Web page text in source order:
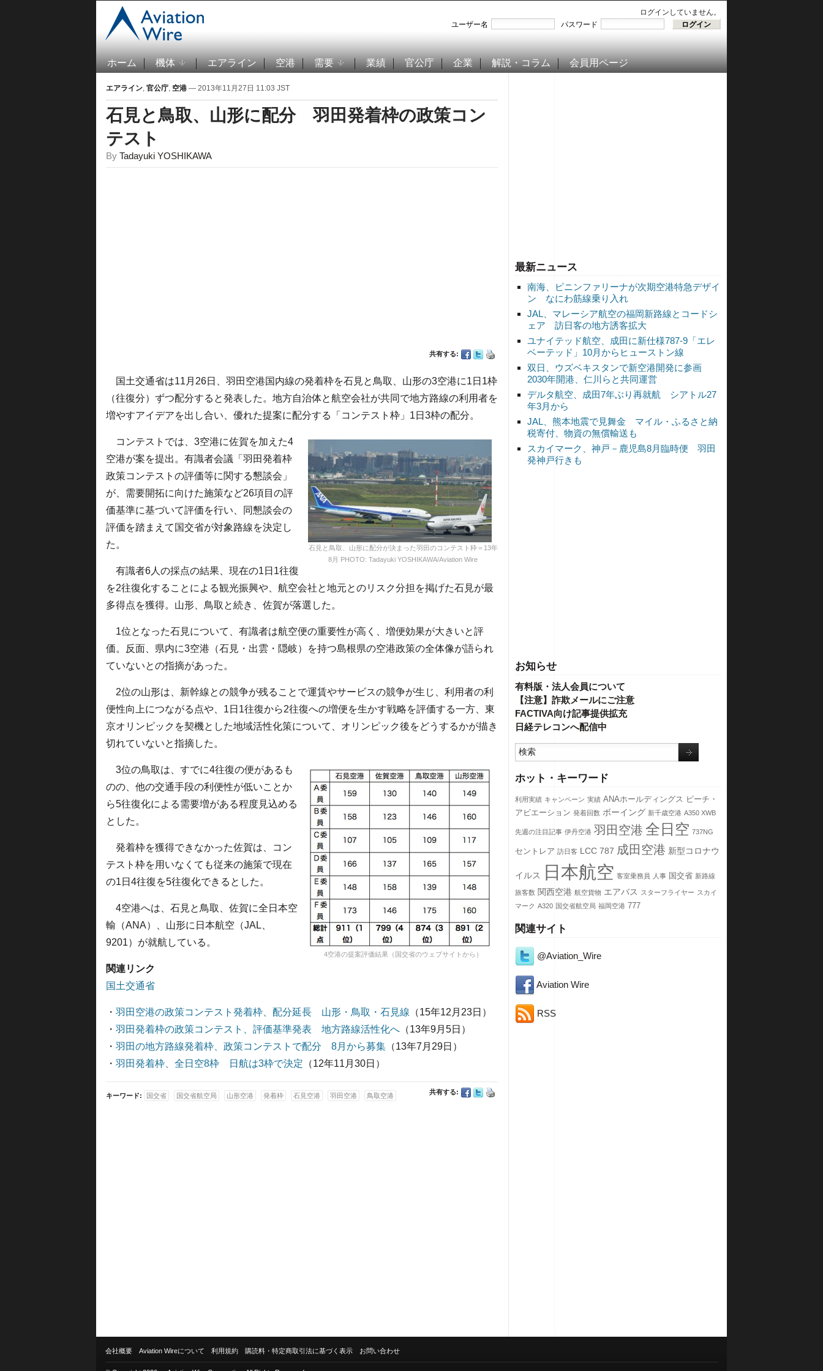
ログインしていません。
ユーザー名
パスワード
ホーム 機体 エアライン 空港 需要 業績 官公庁 企業 解説・コラム 会員用ページ
最新ニュース
南海、ピニンファリーナが次期空港特急デザイ
ン なにわ筋線乗り入れ
JAL、マレーシア航空の福岡新路線とコードシ
ェア 訪日客の地方誘客拡大
ユナイテッド航空、成田に新仕様787-9「エレ
ベーテッド」10月からヒューストン線
双日、ウズベキスタンで新空港開発に参画
2030年開港、仁川らと共同運営
デルタ航空、成田7年ぶり再就航 シアトル27
年3月から
JAL、熊本地震で見舞金 マイル・ふるさと納
税寄付、物資の無償輸送も
スカイマーク、神戸－鹿児島8月臨時便 羽田
発神戸行きも
お知らせ
有料版・法人会員について
【注意】詐欺メールにご注意
FACTIVA向け記事提供拡充
日経テレコンへ配信中
ホット・キーワード
利用実績 キャンペーン 実績 ANAホールディングス
ピーチ・
アビエーション 発着回数 ボーイング 新千歳空港 A350 XWB
先週の注目記事 伊丹空港 羽田空港 全日空 737NG
セントレア 訪日客 LCC 787 成田空港 新型コロナウ
イルス 日本航空 客室乗務員 人事 国交省 新路線
旅客数 関西空港 航空貨物 エアバス スターフライヤー スカイ
マーク A320 国交省航空局 福岡空港 777
関連サイト
@Aviation_Wire
Aviation Wire
RSS
エアライン, 官公庁, 空港 — 2013年11月27日 11:03 JST
石見と鳥取、山形に配分 羽田発着枠の政策コン
テスト
By Tadayuki YOSHIKAWA
共有する:
国土交通省は11月26日、羽田空港国内線の発着枠を石見と鳥取、山形の3空港に1日1枠
（往復分）ずつ配分すると発表した。地方自治体と航空会社が共同で地方路線の利用者を
増やすアイデアを出し合い、優れた提案に配分する「コンテスト枠」1日3枠の配分。
石見と鳥取、山形に配分が決まった羽田のコンテスト枠＝13年
8月 PHOTO: Tadayuki YOSHIKAWA/Aviation Wire
コンテストでは、3空港に佐賀を加えた4
空港が案を提出。有識者会議「羽田発着枠
政策コンテストの評価等に関する懇談会」
が、需要開拓に向けた施策など26項目の評
価基準に基づいて評価を行い、同懇談会の
評価を踏まえて国交省が対象路線を決定し
た。
有識者6人の採点の結果、現在の1日1往復
を2往復化することによる観光振興や、航空会社と地元とのリスク分担を掲げた石見が最
多得点を獲得。山形、鳥取と続き、佐賀が落選した。
1位となった石見について、有識者は航空便の重要性が高く、増便効果が大きいと評
価。反面、県内に3空港（石見・出雲・隠岐）を持つ島根県の空港政策の全体像が語られ
ていないとの指摘があった。
2位の山形は、新幹線との競争が残ることで運賃やサービスの競争が生じ、利用者の利
便性向上につながる点や、1日1往復から2往復への増便を生かす戦略を評価する一方、東
京オリンピックを契機とした地域活性化策について、オリンピック後をどうするかが描き
切れていないと指摘した。
4空港の提案評価結果（国交省のウェブサイトから）
3位の鳥取は、すでに4往復の便があるも
のの、他の交通手段の利便性が低いことか
ら5往復化による需要増がある程度見込める
とした。
発着枠を獲得できなかった佐賀は、コン
テスト枠を用いなくても従来の施策で現在
の1日4往復を5往復化できるとした。
4空港へは、石見と鳥取、佐賀に全日本空
輸（ANA）、山形に日本航空（JAL、
9201）が就航している。
関連リンク
国土交通省
・ 羽田空港の政策コンテスト発着枠、配分延長 山形・鳥取・石見線 （15年12月23日）
・ 羽田発着枠の政策コンテスト、評価基準発表 地方路線活性化へ （13年9月5日）
・ 羽田の地方路線発着枠、政策コンテストで配分 8月から募集 （13年7月29日）
・ 羽田発着枠、全日空8枠 日航は3枠で決定 （12年11月30日）
共有する:
キーワード: 国交省 国交省航空局 山形空港 発着枠 石見空港 羽田空港 鳥取空港
会社概要 Aviation Wireについて 利用規約 購読料・特定商取引法に基づく表示 お問い合わせ